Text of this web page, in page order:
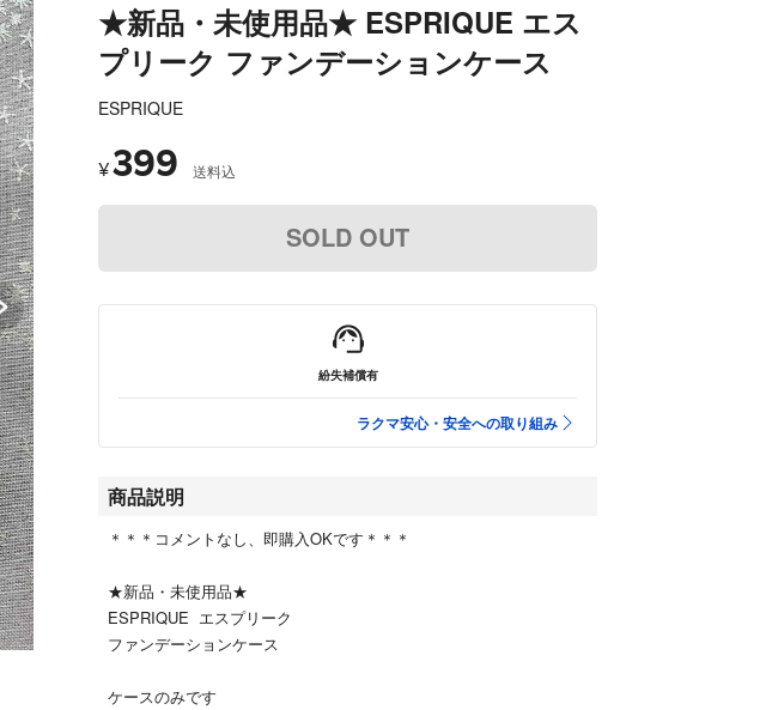
★新品・未使用品★ ESPRIQUE エス
プリーク ファンデーションケース
ESPRIQUE
¥399 送料込
SOLD OUT
紛失補償有
ラクマ安心・安全への取り組み
商品説明
＊＊＊コメントなし、即購入OKです＊＊＊
★新品・未使用品★
ESPRIQUE エスプリーク
ファンデーションケース
ケースのみです